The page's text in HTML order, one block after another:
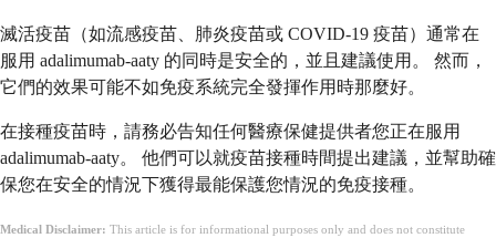
滅活疫苗（如流感疫苗、肺炎疫苗或 COVID-19 疫苗）通常在
服用 adalimumab-aaty 的同時是安全的，並且建議使用。 然而，
它們的效果可能不如免疫系統完全發揮作用時那麼好。
在接種疫苗時，請務必告知任何醫療保健提供者您正在服用
adalimumab-aaty。 他們可以就疫苗接種時間提出建議，並幫助確
保您在安全的情況下獲得最能保護您情況的免疫接種。
Medical Disclaimer: This article is for informational purposes only and does not constitute